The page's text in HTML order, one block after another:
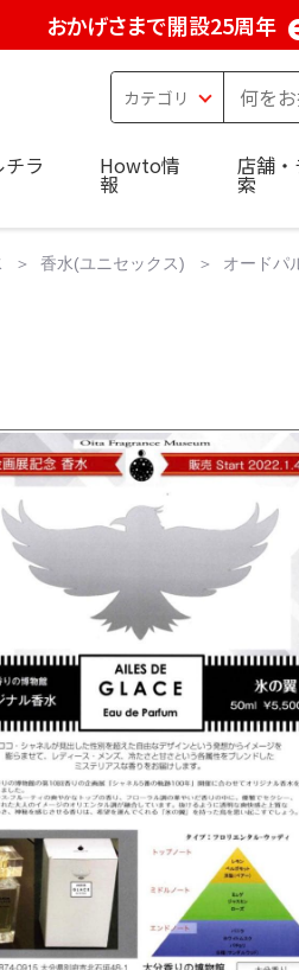
おかげさまで開設25周年
ラ Howto情
報
店舗
索
香水(ユニセックス) オードパ